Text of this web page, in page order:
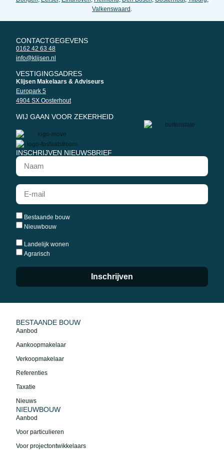
Valkenswaard
CONTACTGEGEVENS
0162 42 63 48
info@klijsen.nl
VESTIGINGSADRES
Klijsen Makelaars & Adviseurs
Europark 5
4904 SX Oosterhout
WIJ GAAN VOOR ZEKERHEID
INSCHRIJVEN NIEUWSBRIEF
Bestaande bouw
Nieuwbouw
Landelijk wonen
Agrarisch
Inschrijven
BESTAANDE BOUW
Aanbod
Aankoopmakelaar
Verkoopmakelaar
Referenties
Taxatie
Nieuws
NIEUWBOUW
Aanbod
Voor particulieren
Voor projectontwikkelaars